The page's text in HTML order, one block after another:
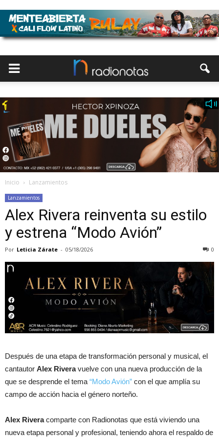
Inicio Lanzamientos
Lanzamientos
Alex Rivera reinventa su estilo
y estrena “Modo Avión”
Por Leticia Zárate - 05/18/2026 0
Después de una etapa de transformación personal y musical, el
cantautor Alex Riveravuelve con una nueva producción de la
que se desprende el tema “Modo Avión” con el que amplía su
campo de acción hacia el género norteño.
Alex Riveracomparte con Radionotas que está viviendo una
nueva etapa personal y profesional, teniendo ahora el respaldo de